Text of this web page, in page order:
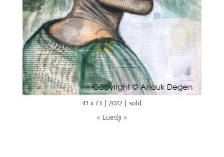
41 x 73 | 2022 | sold
« Luedji »